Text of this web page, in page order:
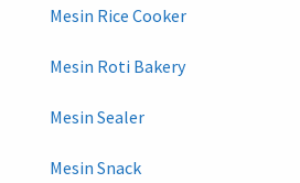
Mesin Rice Cooker
Mesin Roti Bakery
Mesin Sealer
Mesin Snack